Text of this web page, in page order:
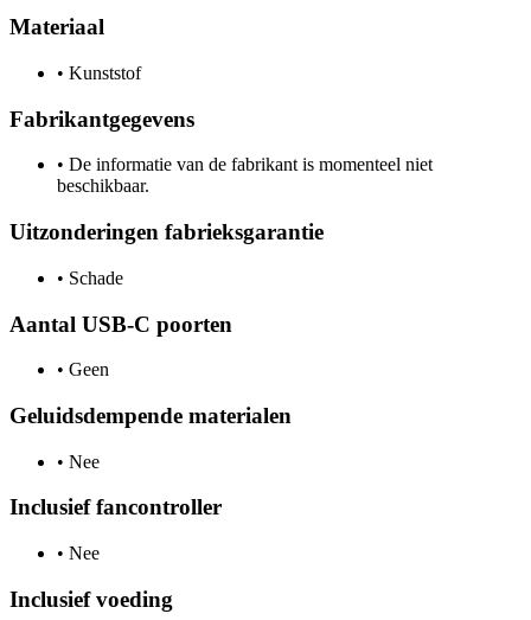
Materiaal
• Kunststof
Fabrikantgegevens
• De informatie van de fabrikant is momenteel niet
beschikbaar.
Uitzonderingen fabrieksgarantie
• Schade
Aantal USB-C poorten
• Geen
Geluidsdempende materialen
• Nee
Inclusief fancontroller
• Nee
Inclusief voeding